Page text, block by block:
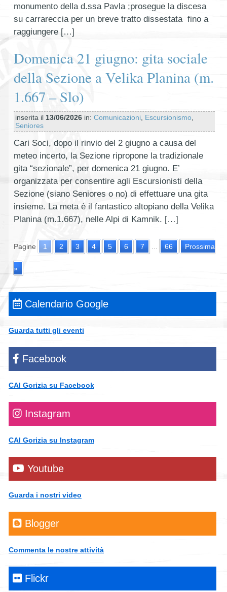
monumento della d.ssa Pavla ;prosegue la discesa
su carrareccia per un breve tratto dissestata fino a
raggiungere […]
Domenica 21 giugno: gita sociale
della Sezione a Velika Planina (m.
1.667 – Slo)
inserita il 13/06/2026 in: Comunicazioni Escursionismo
Seniores
Cari Soci, dopo il rinvio del 2 giugno a causa del
meteo incerto, la Sezione ripropone la tradizionale
gita “sezionale”, per domenica 21 giugno. E’
organizzata per consentire agli Escursionisti della
Sezione (siano Seniores o no) di effettuare una gita
insieme. La meta è il fantastico altopiano della Velika
Planina (m.1.667), nelle Alpi di Kamnik. […]
Pagine 1 2 3 4 5 6 7 66 Prossima
»
Calendario Google
Guarda tutti gli eventi
Facebook
CAI Gorizia su Facebook
Instagram
CAI Gorizia su Instagram
Youtube
Guarda i nostri video
Blogger
Commenta le nostre attività
Flickr